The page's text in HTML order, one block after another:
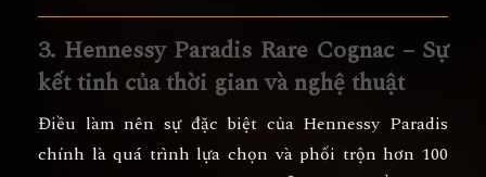
3. Hennessy Paradis Rare Cognac – Sự
kết tinh của thời gian và nghệ thuật
Điều làm nên sự đặc biệt của Hennessy Paradis
chính là quá trình lựa chọn và phối trộnhơn 100